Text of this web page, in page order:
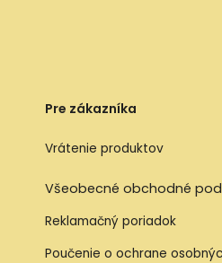
Pre zákazníka
Vrátenie produktov
Všeobecné obchodné
Reklamačný poriadok
Poučenie o ochrane